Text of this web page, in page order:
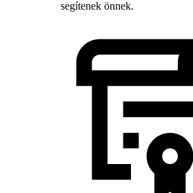
segítenek önnek.